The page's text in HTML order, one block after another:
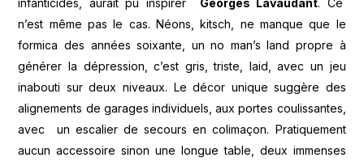
infanticides, aurait pu inspirer Georges Lavaudant. Ce
n’est même pas le cas. Néons, kitsch, ne manque que le
formica des années soixante, un no man’s land propre à
générer la dépression, c’est gris, triste, laid, avec un jeu
inabouti sur deux niveaux. Le décor unique suggère des
alignements de garages individuels, aux portes coulissantes,
avec un escalier de secours en colimaçon. Pratiquement
aucun accessoire sinon une longue table, deux immenses